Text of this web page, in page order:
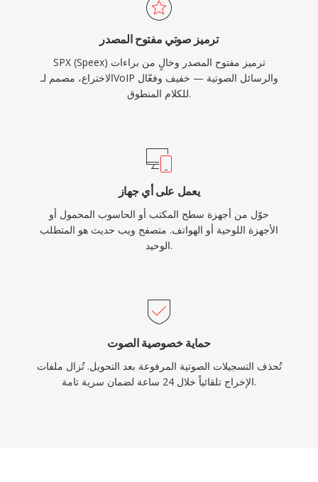
ترميز صوتي مفتوح المصدر
SPX (Speex) ترميز مفتوح المصدر وخالٍ من براءات
الاختراع، مصمم لـVoIP والرسائل الصوتية — خفيف وفعّال
للكلام المنطوق.
يعمل على أي جهاز
حوّل من أجهزة سطح المكتب أو الحاسوب المحمول أو
الأجهزة اللوحية أو الهواتف. متصفح ويب حديث هو المتطلب
الوحيد.
حماية خصوصية الصوت
تُحذف التسجيلات الصوتية المرفوعة بعد التحويل. تُزال ملفات
الإخراج تلقائياً خلال 24 ساعة لضمان سرية تامة.